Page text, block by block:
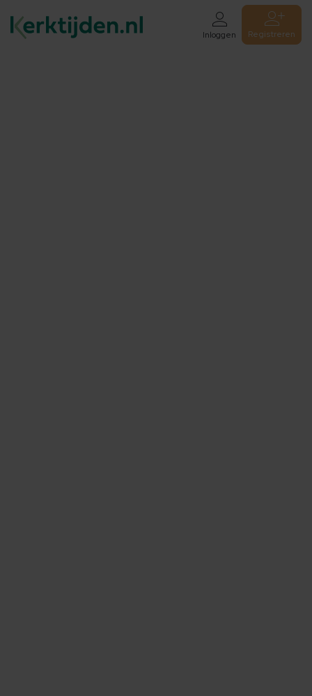
Inloggen Registreren